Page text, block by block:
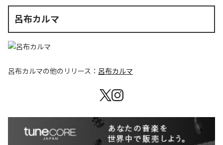
呂布カルマ
呂布カルマの他のリリース： 呂布カルマ